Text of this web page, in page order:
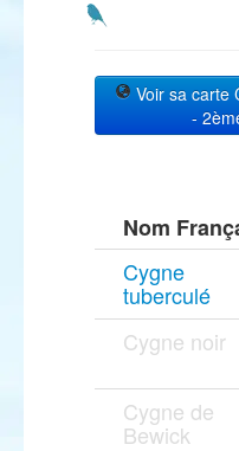
Voir sa carte
-
Nom
Cygne
tuberculé
Cygne noir
Cygne de
Bewick